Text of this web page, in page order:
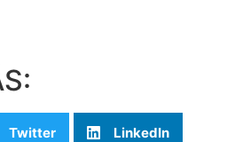
Twitter LinkedIn